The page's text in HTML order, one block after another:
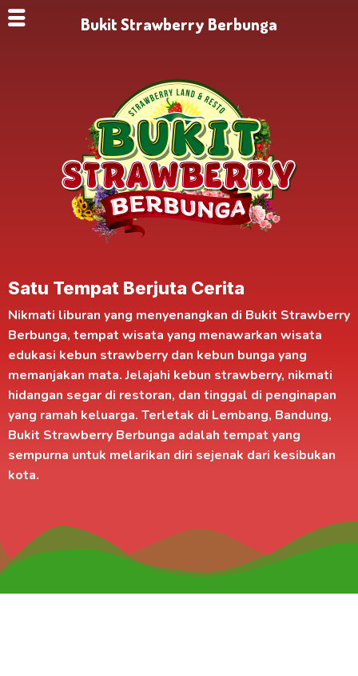
Nikmati liburan yang menyenangkan di Bukit Strawberry
Berbunga, tempat wisata yang menawarkan wisata
edukasi kebun strawberry dan kebun bunga yang
memanjakan mata. Jelajahi kebun strawberry, nikmati
hidangan segar di restoran, dan tinggal di penginapan
yang ramah keluarga. Terletak di Lembang, Bandung,
Bukit Strawberry Berbunga adalah tempat yang
sempurna untuk melarikan diri sejenak dari kesibukan
kota.
Satu Tempat Berjuta Cerita
Bukit Strawberry Berbunga